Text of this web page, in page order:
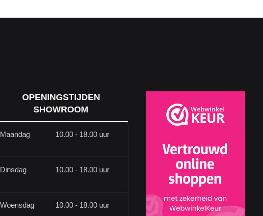
OPENINGSTIJDEN
SHOWROOM
Maandag 10.00 - 18.00 uur
Dinsdag 10.00 - 18.00 uur
Woensdag 10.00 - 18.00 uur